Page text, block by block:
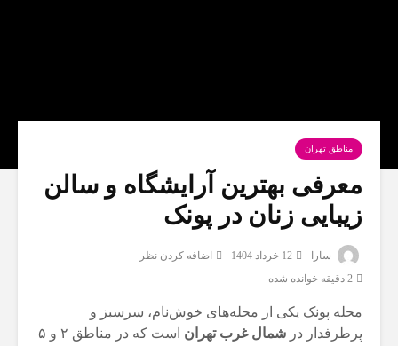
مناطق تهران
معرفی بهترین آرایشگاه و سالن
زیبایی زنان در پونک
سارا 12 خرداد 1404
اضافه کردن نظر
2 دقیقه خوانده شده
محله پونک یکی از محله‌های خوش‌نام، سرسبز و
پرطرفدار در شمال غرب تهران
است که در مناطق ۲ و ۵